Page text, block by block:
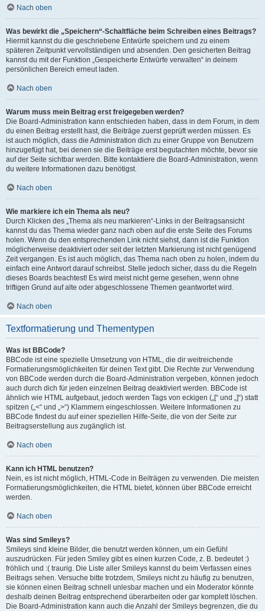
Nach oben
Was bewirkt die „Speichern“-Schaltfläche beim Schreiben eines Beitrags?
Hiermit kannst du die geschriebene Entwürfe speichern und zu einem
späteren Zeitpunkt vervollständigen und absenden. Den gesicherten Beitrag
kannst du mit der Funktion „Gespeicherte Entwürfe verwalten“ in deinem
persönlichen Bereich erneut laden.
Nach oben
Warum muss mein Beitrag erst freigegeben werden?
Die Board-Administration kann entschieden haben, dass in dem Forum, in dem
du einen Beitrag erstellt hast, die Beiträge zuerst geprüft werden müssen. Es
ist auch möglich, dass die Administration dich zu einer Gruppe von Benutzern
hinzugefügt hat, bei denen sie die Beiträge erst begutachten möchte, bevor sie
auf der Seite sichtbar werden. Bitte kontaktiere die Board-Administration, wenn
du weitere Informationen dazu benötigst.
Nach oben
Wie markiere ich ein Thema als neu?
Durch Klicken des „Thema als neu markieren“-Links in der Beitragsansicht
kannst du das Thema wieder ganz nach oben auf die erste Seite des Forums
holen. Wenn du den entsprechenden Link nicht siehst, dann ist die Funktion
möglicherweise deaktiviert oder seit der letzten Markierung ist nicht genügend
Zeit vergangen. Es ist auch möglich, das Thema nach oben zu holen, indem du
einfach eine Antwort darauf schreibst. Stelle jedoch sicher, dass du die Regeln
dieses Boards beachtest! Es wird meist nicht gerne gesehen, wenn ohne
triftigen Grund auf alte oder abgeschlossene Themen geantwortet wird.
Nach oben
Textformatierung und Thementypen
Was ist BBCode?
BBCode ist eine spezielle Umsetzung von HTML, die dir weitreichende
Formatierungsmöglichkeiten für deinen Text gibt. Die Rechte zur Verwendung
von BBCode werden durch die Board-Administration vergeben, können jedoch
auch durch dich für jeden einzelnen Beitrag deaktiviert werden. BBCode ist
ähnlich wie HTML aufgebaut, jedoch werden Tags von eckigen („[“ und „]“) statt
spitzen („<“ und „>“) Klammern eingeschlossen. Weitere Informationen zu
BBCode findest du auf einer speziellen Hilfe-Seite, die von der Seite zur
Beitragserstellung aus zugänglich ist.
Nach oben
Kann ich HTML benutzen?
Nein, es ist nicht möglich, HTML-Code in Beiträgen zu verwenden. Die meisten
Formatierungsmöglichkeiten, die HTML bietet, können über BBCode erreicht
werden.
Nach oben
Was sind Smileys?
Smileys sind kleine Bilder, die benutzt werden können, um ein Gefühl
auszudrücken. Für jeden Smiley gibt es einen kurzen Code, z. B. bedeutet :)
fröhlich und :( traurig. Die Liste aller Smileys kannst du beim Verfassen eines
Beitrags sehen. Versuche bitte trotzdem, Smileys nicht zu häufig zu benutzen,
sie können einen Beitrag schnell unlesbar machen und ein Moderator könnte
deshalb deinen Beitrag entsprechend überarbeiten oder gar komplett löschen.
Die Board-Administration kann auch die Anzahl der Smileys begrenzen, die du